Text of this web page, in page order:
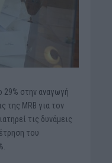
29% στην αναγωγή
της MRB για τον
τις δυνάμεις
του